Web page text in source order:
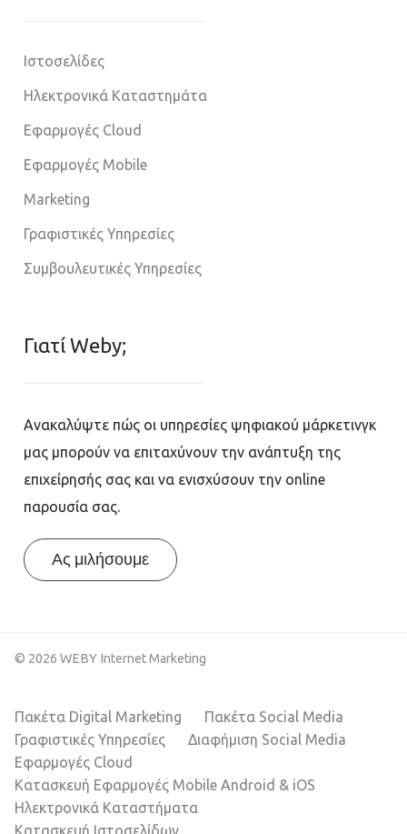
Ιστοσελίδες
Ηλεκτρονικά Καταστημάτα
Εφαρμογές Cloud
Εφαρμογές Mobile
Marketing
Γραφιστικές Υπηρεσίες
Συμβουλευτικές Υπηρεσίες
Γιατί Weby;
Ανακαλύψτε πώς οι υπηρεσίες ψηφιακού μάρκετινγκ
μας μπορούν να επιταχύνουν την ανάπτυξη της
επιχείρησής σας και να ενισχύσουν την online
παρουσία σας.
Ας μιλήσουμε
© 2026 WEBY Internet Marketing
Πακέτα Digital Marketing
Πακέτα Social Media
Γραφιστικές Υπηρεσίες
Διαφήμιση Social Media
Εφαρμογές Cloud
Κατασκευή Εφαρμογές Mobile Android & iOS
Ηλεκτρονικά Καταστήματα